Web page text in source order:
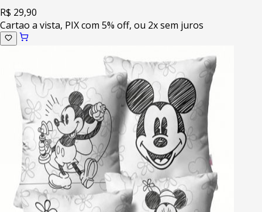
R$ 29,90
Cartao a vista, PIX com 5% off, ou 2x sem juros